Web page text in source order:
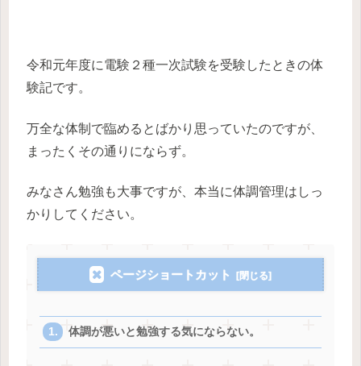
令和元年度に電験２種一次試験を受験したときの体
験記です。
万全な体制で臨めるとばかり思っていたのですが、
まったくその通りにならず。
みなさん勉強も大事ですが、本当に体調管理はしっ
かりしてください。
ページショートカット
体調が悪いと勉強する気にならない。